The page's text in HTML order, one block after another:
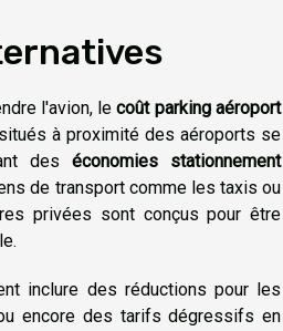
l'avion, lecoût parking aéroport
à proximité des aéroports se
deséconomies stationnement
de transport comme les taxis ou
privées sont conçus pour être
inclure des réductions pour les
encore des tarifs dégressifs en